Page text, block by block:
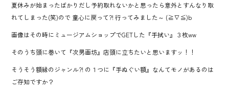
夏休みが始まったばかりだし予約取れないかと思ったら意外とすんなり取
れてしまった(笑)ので 童心に戻って?! 行ってみました～ (≧∇≦)b
画像はその時にミュージアムショップでGETした『手拭い』３枚ww
そのうち頭に巻いて『次男画坊』店頭に立ちたいと思いますッ！！
そうそう額縁のジャンル?! の１つに『手ぬぐい額』なんてモノがあるのは
ご存知ですか？